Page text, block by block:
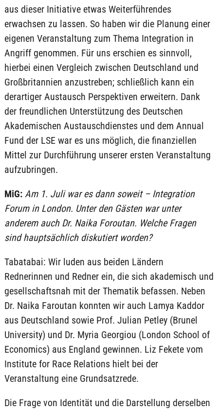
aus dieser Initiative etwas Weiterführendes
erwachsen zu lassen. So haben wir die Planung einer
eigenen Veranstaltung zum Thema Integration in
Angriff genommen. Für uns erschien es sinnvoll,
hierbei einen Vergleich zwischen Deutschland und
Großbritannien anzustreben; schließlich kann ein
derartiger Austausch Perspektiven erweitern. Dank
der freundlichen Unterstützung des Deutschen
Akademischen Austauschdienstes und dem Annual
Fund der LSE war es uns möglich, die finanziellen
Mittel zur Durchführung unserer ersten Veranstaltung
aufzubringen.
MiG: Am 1. Juli war es dann soweit – Integration
Forum in London. Unter den Gästen war unter
anderem auch Dr. Naika Foroutan. Welche Fragen
sind hauptsächlich diskutiert worden?
Tabatabai: Wir luden aus beiden Ländern
Rednerinnen und Redner ein, die sich akademisch und
gesellschaftsnah mit der Thematik befassen. Neben
Dr. Naika Faroutan konnten wir auch Lamya Kaddor
aus Deutschland sowie Prof. Julian Petley (Brunel
University) und Dr. Myria Georgiou (London School of
Economics) aus England gewinnen. Liz Fekete vom
Institute for Race Relations hielt bei der
Veranstaltung eine Grundsatzrede.
Die Frage von Identität und die Darstellung derselben